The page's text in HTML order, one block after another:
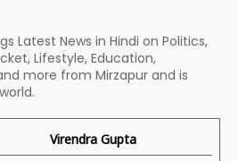
Latest News in Hindi on Politics,
Lifestyle, Education,
more from Mirzapur and is
Virendra Gupta